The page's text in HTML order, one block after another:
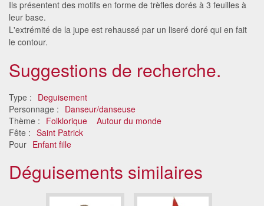
Ils présentent des motifs en forme de trèfles dorés à 3 feuilles à
leur base.
L'extrémité de la jupe est rehaussé par un liseré doré qui en fait
le contour.
Suggestions de recherche.
Type : Deguisement
Personnage : Danseur/danseuse
Thème : Folklorique
Autour du monde
Fête : Saint Patrick
Pour Enfant fille
Déguisements similaires